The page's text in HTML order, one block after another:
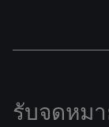
รับจดหม